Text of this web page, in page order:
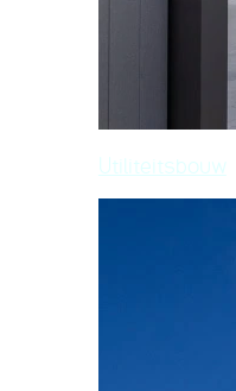
Utiliteitsbouw